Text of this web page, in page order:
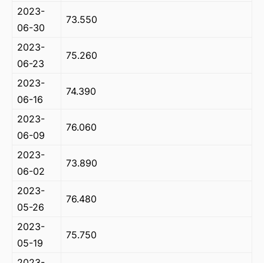
2023-
06-30
73.550
2023-
06-23
75.260
2023-
06-16
74.390
2023-
06-09
76.060
2023-
06-02
73.890
2023-
05-26
76.480
2023-
05-19
75.750